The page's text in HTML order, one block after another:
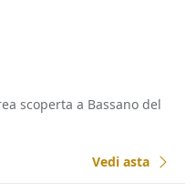
scoperta a Bassano del
Vedi asta